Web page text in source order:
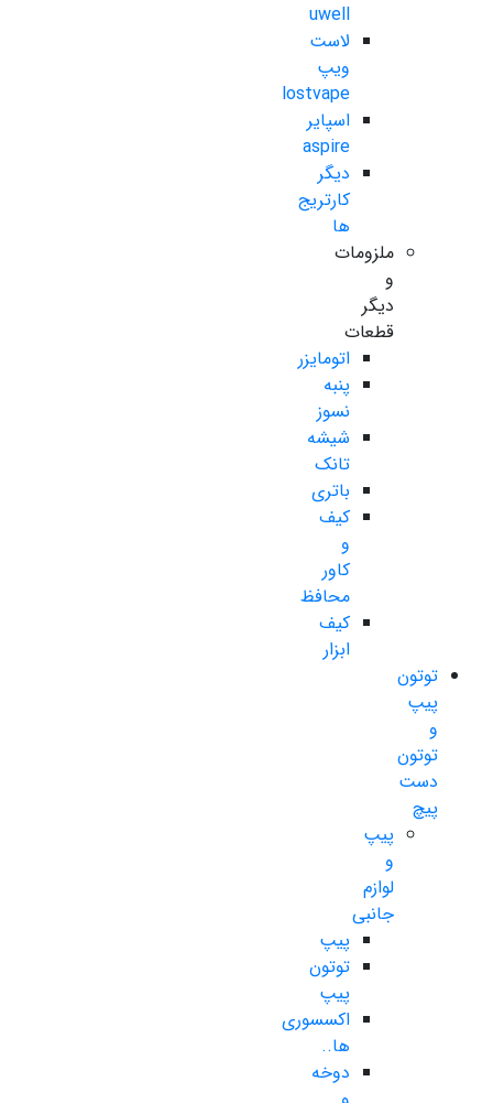
uwell
لاست
ویپ
lostvape
اسپایر
aspire
دیگر
کارتریج
ها
ملزومات
و
دیگر
قطعات
اتومایزر
پنبه
نسوز
شیشه
تانک
باتری
کیف
و
کاور
محافظ
کیف
ابزار
توتون
پیپ
و
توتون
دست
پیچ
پیپ
و
لوازم
جانبی
پیپ
توتون
پیپ
اکسسوری
ها..
دوخه